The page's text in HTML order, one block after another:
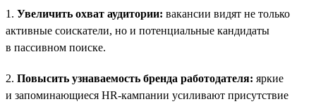
1. Увеличить охват аудитории: вакансии видят не только
активные соискатели, но и потенциальные кандидаты
в пассивном поиске.
2. Повысить узнаваемость бренда работодателя: яркие
и запоминающиеся HR-кампании усиливают присутствие